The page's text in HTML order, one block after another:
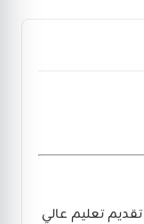
تعليم عالي